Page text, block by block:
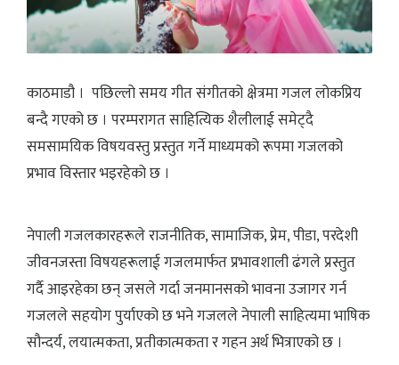
काठमाडौ । पछिल्लो समय गीत संगीतको क्षेत्रमा गजल लोकप्रिय
बन्दै गएको छ । परम्परागत साहित्यिक शैलीलाई समेट्दै
समसामयिक विषयवस्तु प्रस्तुत गर्ने माध्यमको रूपमा गजलको
प्रभाव विस्तार भइरहेको छ ।
नेपाली गजलकारहरूले राजनीतिक, सामाजिक, प्रेम, पीडा, परदेशी
जीवनजस्ता विषयहरूलाई गजलमार्फत प्रभावशाली ढंगले प्रस्तुत
गर्दै आइरहेका छन् जसले गर्दा जनमानसको भावना उजागर गर्न
गजलले सहयोग पुर्याएको छ भने गजलले नेपाली साहित्यमा भाषिक
सौन्दर्य, लयात्मकता, प्रतीकात्मकता र गहन अर्थ भित्राएको छ ।